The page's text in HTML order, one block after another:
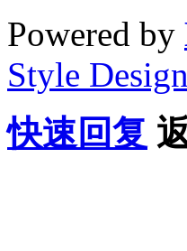
Powered by
Style Design
快速回复